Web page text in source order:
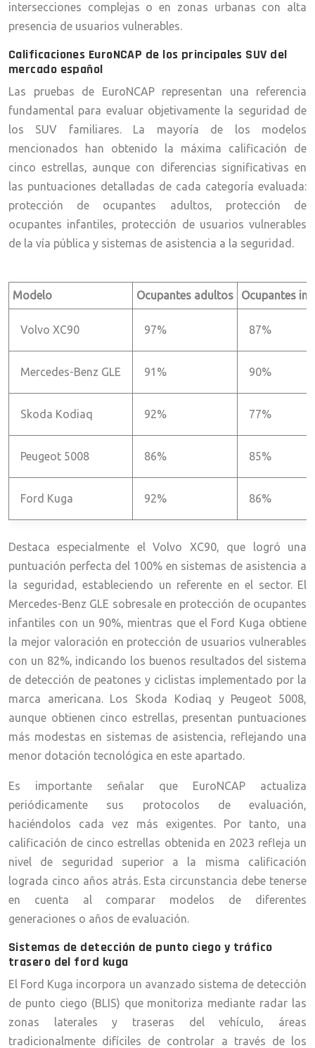
intersecciones complejas o en zonas urbanas con alta
presencia de usuarios vulnerables.
Calificaciones EuroNCAP de los principales SUV del
mercado español
Las pruebas de EuroNCAP representan una referencia
fundamental para evaluar objetivamente la seguridad de
los SUV familiares. La mayoría de los modelos
mencionados han obtenido la máxima calificación de
cinco estrellas, aunque con diferencias significativas en
las puntuaciones detalladas de cada categoría evaluada:
protección de ocupantes adultos, protección de
ocupantes infantiles, protección de usuarios vulnerables
de la vía pública y sistemas de asistencia a la seguridad.
Modelo Ocupantes adultos Ocupantes
Volvo XC90 97% 87%
Mercedes-Benz GLE 91% 90%
Skoda Kodiaq 92% 77%
Peugeot 5008 86% 85%
Ford Kuga 92% 86%
Destaca especialmente el Volvo XC90, que logró una
puntuación perfecta del 100% en sistemas de asistencia a
la seguridad, estableciendo un referente en el sector. El
Mercedes-Benz GLE sobresale en protección de ocupantes
infantiles con un 90%, mientras que el Ford Kuga obtiene
la mejor valoración en protección de usuarios vulnerables
con un 82%, indicando los buenos resultados del sistema
de detección de peatones y ciclistas implementado por la
marca americana. Los Skoda Kodiaq y Peugeot 5008,
aunque obtienen cinco estrellas, presentan puntuaciones
más modestas en sistemas de asistencia, reflejando una
menor dotación tecnológica en este apartado.
Es importante señalar que EuroNCAP actualiza
periódicamente sus protocolos de evaluación,
haciéndolos cada vez más exigentes. Por tanto, una
calificación de cinco estrellas obtenida en 2023 refleja un
nivel de seguridad superior a la misma calificación
lograda cinco años atrás. Esta circunstancia debe tenerse
en cuenta al comparar modelos de diferentes
generaciones o años de evaluación.
Sistemas de detección de punto ciego y tráfico
trasero del ford kuga
El Ford Kuga incorpora un avanzado sistema de detección
de punto ciego (BLIS) que monitoriza mediante radar las
zonas laterales y traseras del vehículo, áreas
tradicionalmente difíciles de controlar a través de los